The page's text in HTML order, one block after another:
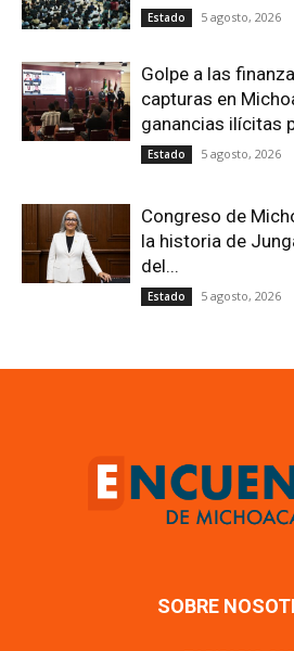
Estado 5 agosto, 2026
Golpe a las
capturas en
ganancias ilícitas
Estado 5 agosto, 2026
Congreso de
la historia de
del...
Estado 5 agosto, 2026
SOBRE